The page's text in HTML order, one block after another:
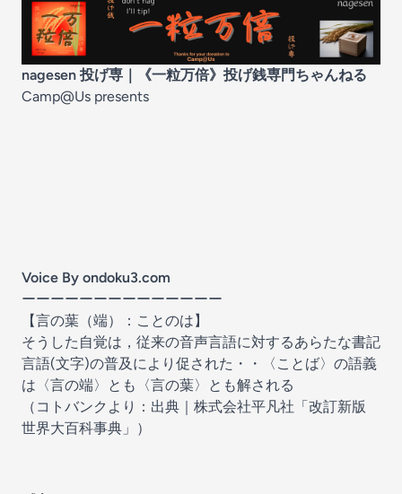
nagesen 投げ専 ｜《一粒万倍》投げ銭専門ちゃんねる
Camp@Us presents
Voice By ondoku3.com
ーーーーーーーーーーーーーー
【言の葉（端）
：ことのは】
そうした自覚は，従来の音声言語に対するあらたな書記
言語(文字)の普及により促された・・〈ことば〉の語義
は〈言の端〉とも〈言の葉〉とも解される
（ コトバンク より：出典｜株式会社平凡社「改訂新版
世界大百科事典」）